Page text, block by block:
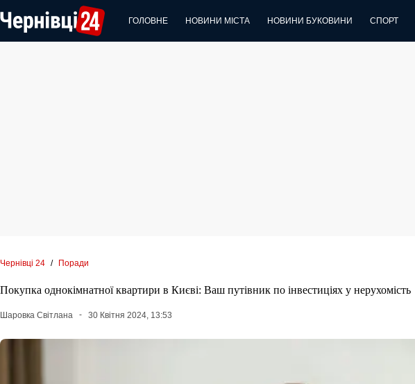
до
вмісту
ГОЛОВНЕ НОВИНИ МІСТА НОВИНИ БУКОВИНИ СПОРТ
Чернівці 24 / Поради
Покупка однокімнатної квартири в Києві: Ваш путівник по інвестиціях у нерухомість
Шаровка Світлана 30 Квітня 2024, 13:53